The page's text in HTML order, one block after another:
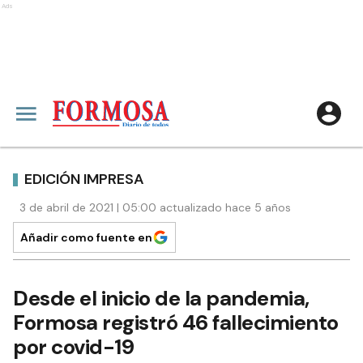
Ads
EDICIÓN IMPRESA
3 de abril de 2021 | 05:00 actualizado hace 5 años
Añadir como fuente en
Desde el inicio de la pandemia,
Formosa registró 46 fallecimiento
por covid-19